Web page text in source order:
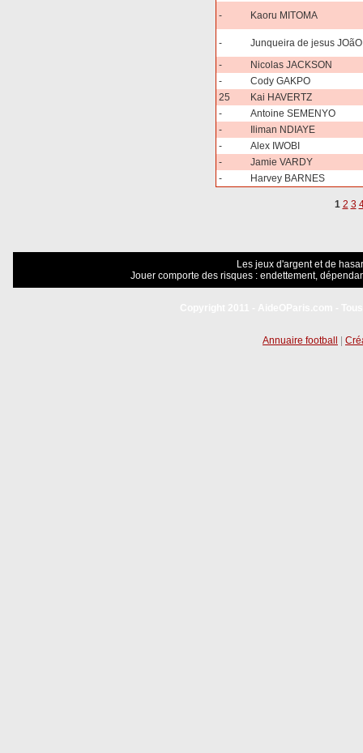
- Kaoru MITOMA
-
Junqueira de jesus
-
Nicolas JACKSON
-
Cody GAKPO
25
Kai HAVERTZ
-
Antoine SEMENYO
-
Iliman NDIAYE
-
Alex IWOBI
-
Jamie VARDY
-
Harvey BARNES
1 2 3
Les jeux d'argent et de
Jouer comporte des risques : endettement,
Annuaire football